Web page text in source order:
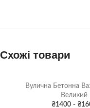
Схожі товари
Вулична Бетонна
Великий
₴1400 - ₴